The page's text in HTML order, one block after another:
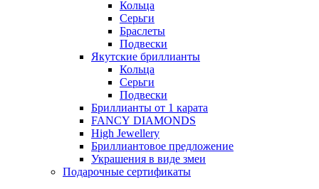
Кольца
Серьги
Браслеты
Подвески
Якутские бриллианты
Кольца
Серьги
Подвески
Бриллианты от 1 карата
FANCY DIAMONDS
High Jewellery
Бриллиантовое предложение
Украшения в виде змеи
Подарочные сертификаты